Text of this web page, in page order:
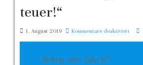
teuer!“
1. August 2019 Kommentare deaktiviert
Richtig oder falsch?!